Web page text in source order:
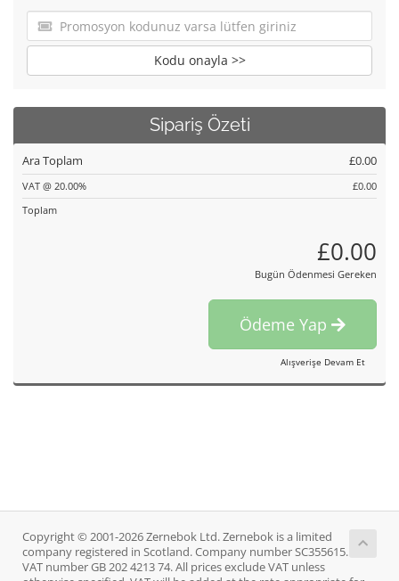
Kodu onayla >>
Sipariş Özeti
Ara Toplam £0.00
VAT @ 20.00%
£0.00
Toplam
£0.00
Bugün Ödenmesi Gereken
Ödeme Yap
Alışverişe Devam Et
Copyright © 2001-2026 Zernebok Ltd. Zernebok is a limited
company registered in Scotland. Company number SC355615.
VAT number GB 202 4213 74. All prices exclude VAT unless